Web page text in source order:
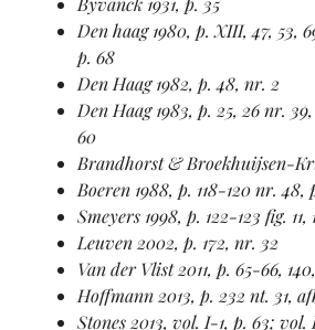
Den haag 1980, p. XIII, 47, 53,
p. 68
Den Haag 1982, p. 48, nr. 2
Den Haag 1983, p. 25, 26 nr.
60
Brandhorst & Broekhuijsen-
Boeren 1988, p. 118-120 nr. 48,
Smeyers 1998, p. 122-123 fig. 11,
Leuven 2002, p. 172, nr. 32
Van der Vlist 2011, p. 65-66,
Hoffmann 2013, p. 232 nt. 31,
Stones 2013, vol. I-1, p. 63; vol.